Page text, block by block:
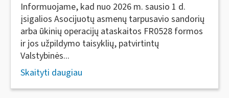
Informuojame, kad nuo 2026 m. sausio 1 d.
įsigalios Asocijuotų asmenų tarpusavio sandorių
arba ūkinių operacijų ataskaitos FR0528 formos
ir jos užpildymo taisyklių, patvirtintų
Valstybinės...
Skaityti daugiau